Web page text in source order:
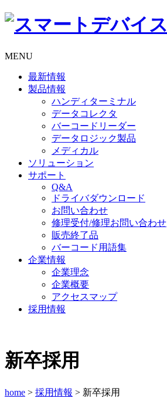
MENU
最新情報
製品情報
ハンディターミナル
データコレクタ
バーコードリーダー
データロジック製品
メディカル
ソリューション
サポート
Q&A
ドライバダウンロード
お問い合わせ
修理受付/修理お問い合わせ
販売終了品
バーコード用語集
企業情報
企業理念
企業概要
アクセスマップ
採用情報
新卒採用
home > 採用情報 > 新卒採用